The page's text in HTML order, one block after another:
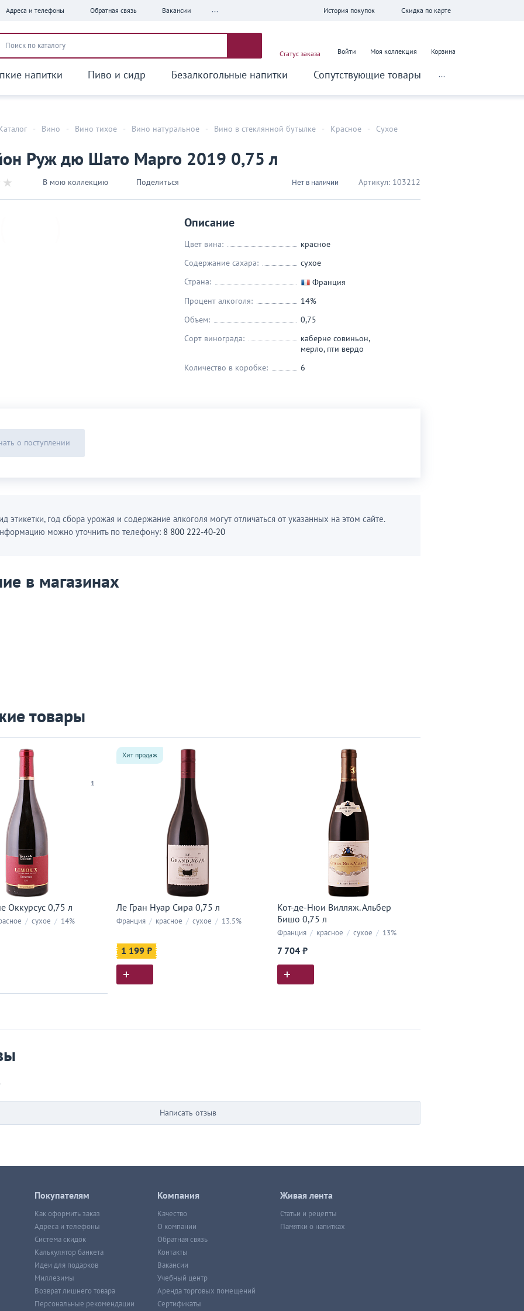
Адреса и телефоны Обратная связь Вакансии ... История покупок Скидка по карте
Статус заказа Войти Моя коллекция Корзина
напитки Пиво и сидр Безалкогольные напитки Сопутствующие товары ...
- Вино - Вино тихое - Вино натуральное - Вино в стеклянной бутылке - Красное -
Сухое
Руж дю Шато Марго 2019 0,75 л
В мою коллекцию Поделиться Нет в наличии Артикул: 103212
Описание
Цвет вина:
красное
Содержание сахара:
сухое
Страна:
Франция
Процент алкоголя:
14%
Объем:
0,75
Сорт винограда:
каберне совиньон,
мерло, пти вердо
Количество в коробке:
6
о поступлении
этикетки, год сбора урожая и содержание алкоголя могут отличаться от указанных на этом сайте.
можно уточнить по телефону: 8 800 222-40-20
в магазинах
товары
1
Оккурсус 0,75 л
/ сухое / 14%
Хит продаж
Ле Гран Нуар Сира 0,75 л
Франция / красное / сухое / 13.5%
1 199 ₽
Кот-де-Нюи Вилляж. Альбер
Бишо 0,75 л
Франция / красное / сухое / 13%
7 704 ₽
Написать отзыв
Покупателям
Как оформить заказ
Адреса и телефоны
Система скидок
Калькулятор банкета
Идеи для подарков
Миллезимы
Возврат лишнего товара
Персональные рекомендации
Компания
Качество
О компании
Обратная связь
Контакты
Вакансии
Учебный центр
Аренда торговых помещений
Сертификаты
Живая лента
Статьи и рецепты
Памятки о напитках